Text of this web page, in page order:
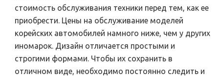
стоимость обслуживания техники перед тем, как ее
приобрести. Цены на обслуживание моделей
корейских автомобилей намного ниже, чем у других
иномарок. Дизайн отличается простыми и
строгими формами. Чтобы их сохранить в
отличном виде, необходимо постоянно следить и